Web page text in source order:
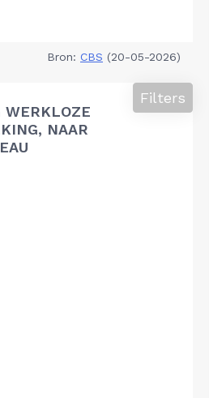
Bron: CBS (20-05-2026)
NAAR
Filters